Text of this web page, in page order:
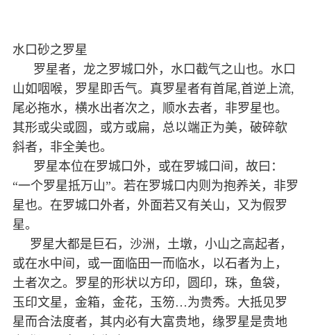
水口砂之罗星
罗星者，龙之罗城口外，水口截气之山也。水口
山如咽喉，罗星即舌气。真罗星者有首尾,首逆上流,
尾必拖水，横水出者次之，顺水去者，非罗星也。
其形或尖或圆，或方或扁，总以端正为美，破碎欹
斜者，非全美也。
罗星本位在罗城口外，或在罗城口间，故曰：
“一个罗星抵万山”。若在罗城口内则为抱养关，非罗
星也。在罗城口外者，外面若又有关山，又为假罗
星。
罗星大都是巨石，沙洲，土墩，小山之高起者，
或在水中间，或一面临田一而临水，以石者为上，
土者次之。罗星的形状以方印，圆印，珠，鱼袋，
玉印文星，金箱，金花，玉笏…为贵秀。大抵见罗
星而合法度者，其内必有大富贵地，缘罗星是贵地